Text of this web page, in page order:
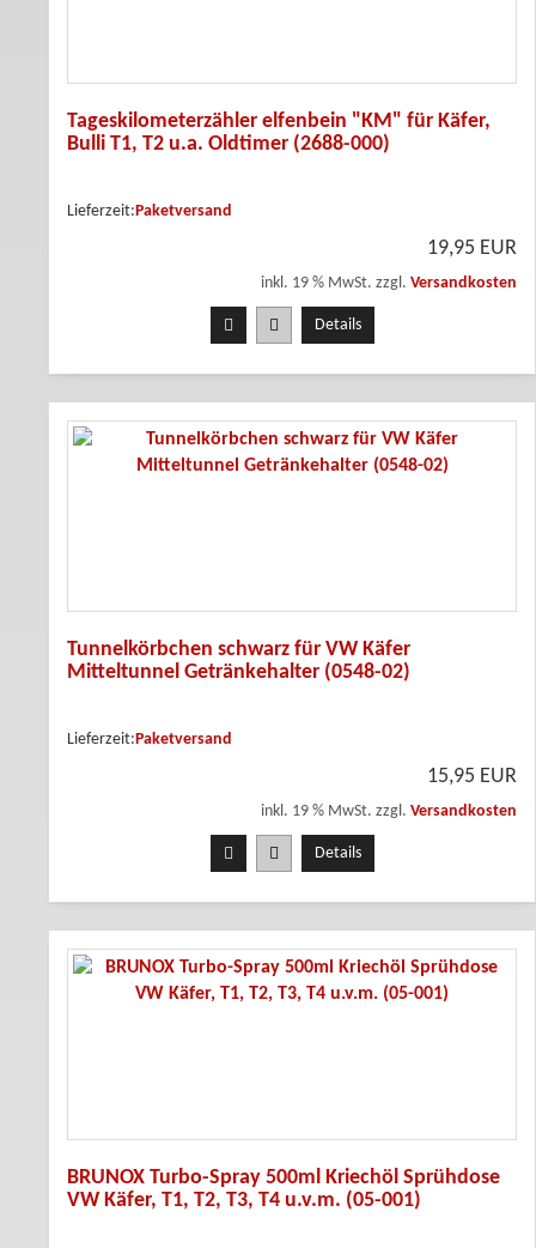
Tageskilometerzähler elfenbein "KM" für Käfer,
Bulli T1, T2 u.a. Oldtimer (2688-000)
Lieferzeit: Paketversand
19,95 EUR
inkl. 19 % MwSt. zzgl. Versandkosten
Details
Tunnelkörbchen schwarz für VW Käfer
Mitteltunnel Getränkehalter (0548-02)
Lieferzeit: Paketversand
15,95 EUR
inkl. 19 % MwSt. zzgl. Versandkosten
Details
BRUNOX Turbo-Spray 500ml Kriechöl Sprühdose
VW Käfer, T1, T2, T3, T4 u.v.m. (05-001)